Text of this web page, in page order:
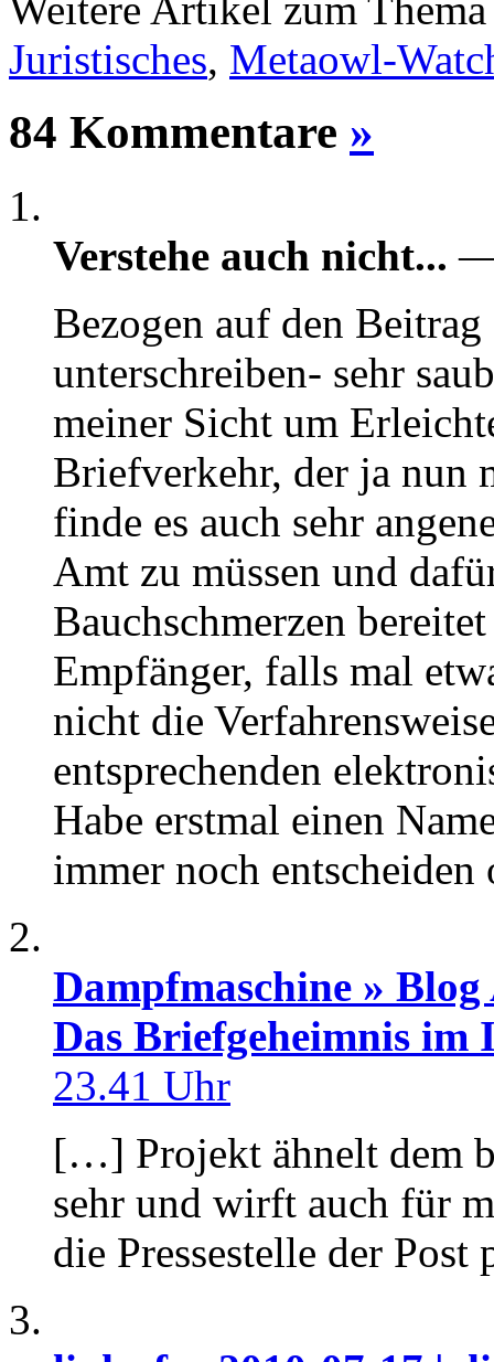
Juristisches, Metaowl-
84 Kommentare »
Verstehe auch nicht... —
Bezogen auf den
unterschreiben- sehr
meiner Sicht um
Briefverkehr, der ja nun
finde es auch sehr
Amt zu müssen und
Bauchschmerzen
Empfänger, falls mal
nicht die
entsprechenden
Habe erstmal einen
immer noch
Dampfmaschine »
Das Briefgeheimnis im
23.41 Uhr
[…] Projekt ähnelt dem
sehr und wirft auch für
die Pressestelle der